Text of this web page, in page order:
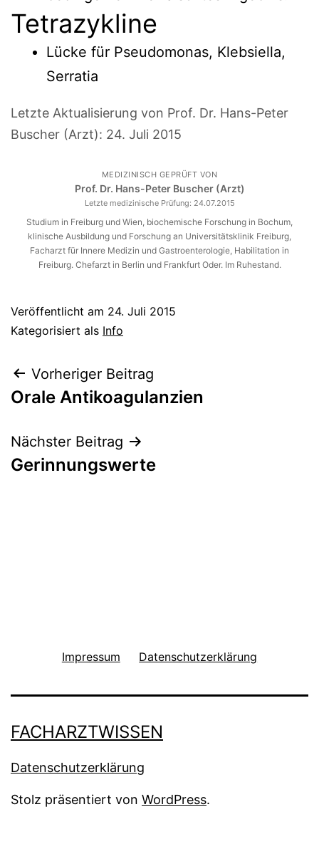
Tetrazykline
Lücke für Pseudomonas, Klebsiella,
Serratia
Letzte Aktualisierung von Prof. Dr. Hans-Peter
Buscher (Arzt): 24. Juli 2015
MEDIZINISCH GEPRÜFT VON
Prof. Dr. Hans-Peter Buscher (Arzt)
Letzte medizinische Prüfung: 24.07.2015
Studium in Freiburg und Wien, biochemische Forschung in Bochum,
klinische Ausbildung und Forschung an Universitätsklinik Freiburg,
Facharzt für Innere Medizin und Gastroenterologie, Habilitation in
Freiburg. Chefarzt in Berlin und Frankfurt Oder. Im Ruhestand.
Veröffentlicht am 24. Juli 2015
Kategorisiert als Info
Beitragsnavigation
Vorheriger Beitrag
Orale Antikoagulanzien
Nächster Beitrag
Gerinnungswerte
Impressum Datenschutzerklärung
FACHARZTWISSEN
Datenschutzerklärung
Stolz präsentiert von WordPress.